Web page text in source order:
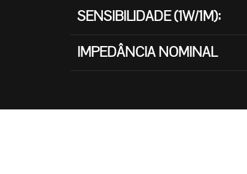
SENSIBILIDADE (1W/1M):
IMPEDÂNCIA NOMINAL